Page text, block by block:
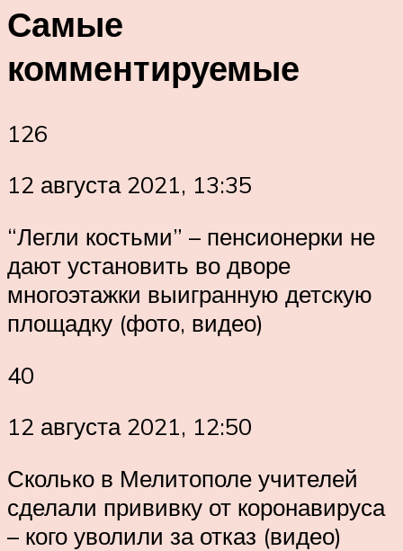
Самые
комментируемые
126
12 августа 2021, 13:35
“Легли костьми” – пенсионерки не
дают установить во дворе
многоэтажки выигранную детскую
площадку (фото, видео)
40
12 августа 2021, 12:50
Сколько в Мелитополе учителей
сделали прививку от коронавируса
– кого уволили за отказ (видео)